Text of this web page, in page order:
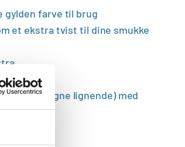
gylden farve til brug
et ekstra tvist til dine smukke
(Champagne lignende) med